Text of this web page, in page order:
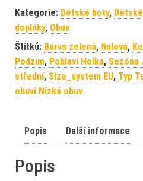
Kategorie: Dětské boty,
doplňky, Obuv
Štítků: Barva zelená, fialová,
Podzim, Pohlaví Holka, Sezóna
střední, Size_system EU, Typ
obuvi Nízká obuv
Popis Další informace
Popis